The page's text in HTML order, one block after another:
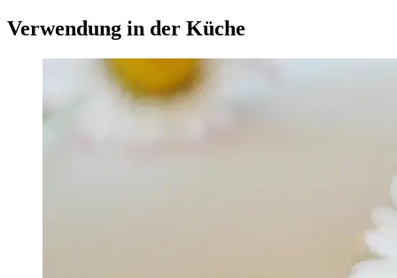
Verwendung in der Küche